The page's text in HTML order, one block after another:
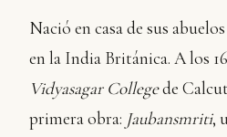
Nació en casa de sus
en la India Británica. A los
Vidyasagar Collegede
primera obra: Jaubansmriti,